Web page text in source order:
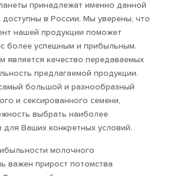
принадлежат именно данной
доступны в России. Мы уверены, что
нашей продукции поможет
более успешным и прибыльным.
является качество передаваемых
предлагаемой продукции.
большой и разнообразный
и сексированного семени,
выбрать наиболее
Ваших конкретных условий.
молочного
важен прирост потомства